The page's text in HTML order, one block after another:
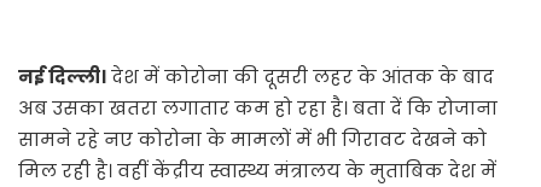
नई दिल्ली।देश में कोरोना की दूसरी लहर के आंतक के बाद
अब उसका खतरा लगातार कम हो रहा है। बता दें कि रोजाना
सामने रहे नए कोरोना के मामलों में भी गिरावट देखने को
मिल रही है। वहीं केंद्रीय स्वास्थ्य मंत्रालय के मुताबिक देश में